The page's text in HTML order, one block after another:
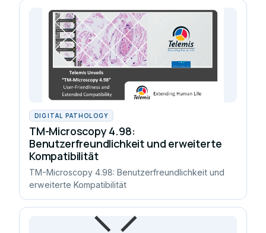
DIGITAL PATHOLOGY
TM-Microscopy 4.98:
Benutzerfreundlichkeit und erweiterte
Kompatibilität
TM-Microscopy 4.98: Benutzerfreundlichkeit und
erweiterte Kompatibilität